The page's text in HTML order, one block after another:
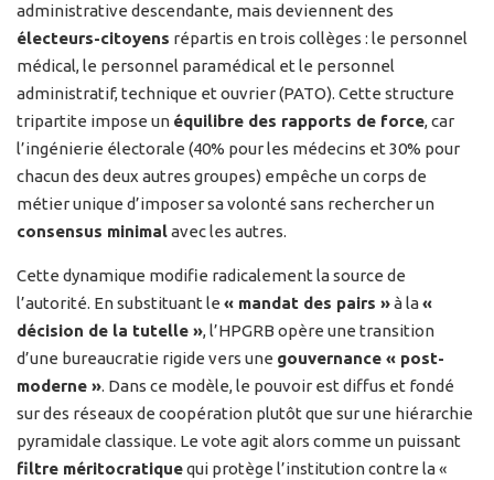
administrative descendante, mais deviennent des
électeurs-citoyens répartis en trois collèges : le personnel
médical, le personnel paramédical et le personnel
administratif, technique et ouvrier (PATO). Cette structure
tripartite impose un équilibre des rapports de force, car
l’ingénierie électorale (40% pour les médecins et 30% pour
chacun des deux autres groupes) empêche un corps de
métier unique d’imposer sa volonté sans rechercher un
consensus minimalavec les autres.
Cette dynamique modifie radicalement la source de
l’autorité. En substituant le « mandat des pairs »à la«
décision de la tutelle », l’HPGRB opère une transition
d’une bureaucratie rigide vers une gouvernance « post-
moderne ». Dans ce modèle, le pouvoir est diffus et fondé
sur des réseaux de coopération plutôt que sur une hiérarchie
pyramidale classique. Le vote agit alors comme un puissant
filtre méritocratiquequi protège l’institution contre la «